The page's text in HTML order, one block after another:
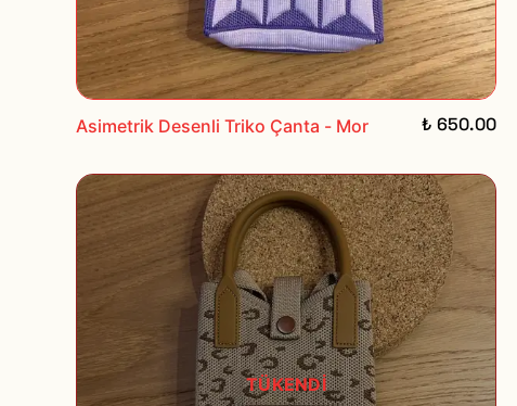
Asimetrik Desenli Triko Çanta - Mor ₺ 650.00
TÜKENDİ